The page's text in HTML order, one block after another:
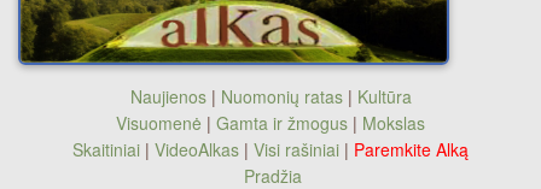
Naujienos| Nuomonių ratas| Kultūra
Visuomenė | Gamta ir žmogus | Mokslas
Skaitiniai | VideoAlkas | Visi rašiniai | Paremkite Alką
Pradžia